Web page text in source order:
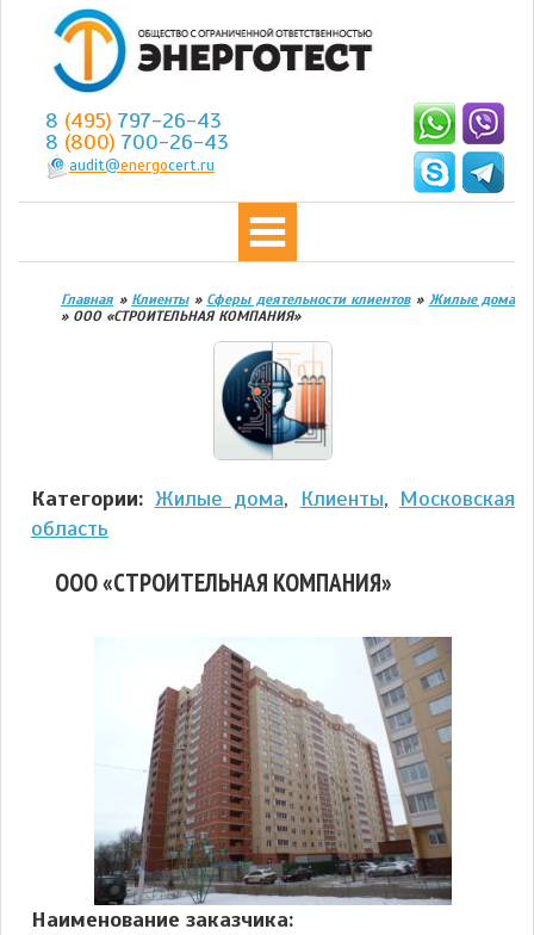
8 (495) 797-26-43
8 (800) 700-26-43
audit@energocert.ru
Главная » Клиенты» Сферы деятельности клиентов» Жилые дома
» ООО «СТРОИТЕЛЬНАЯ КОМПАНИЯ»
Категории: Жилые дома, Клиенты, Московская
область
ООО «СТРОИТЕЛЬНАЯ КОМПАНИЯ»
Наименование заказчика: